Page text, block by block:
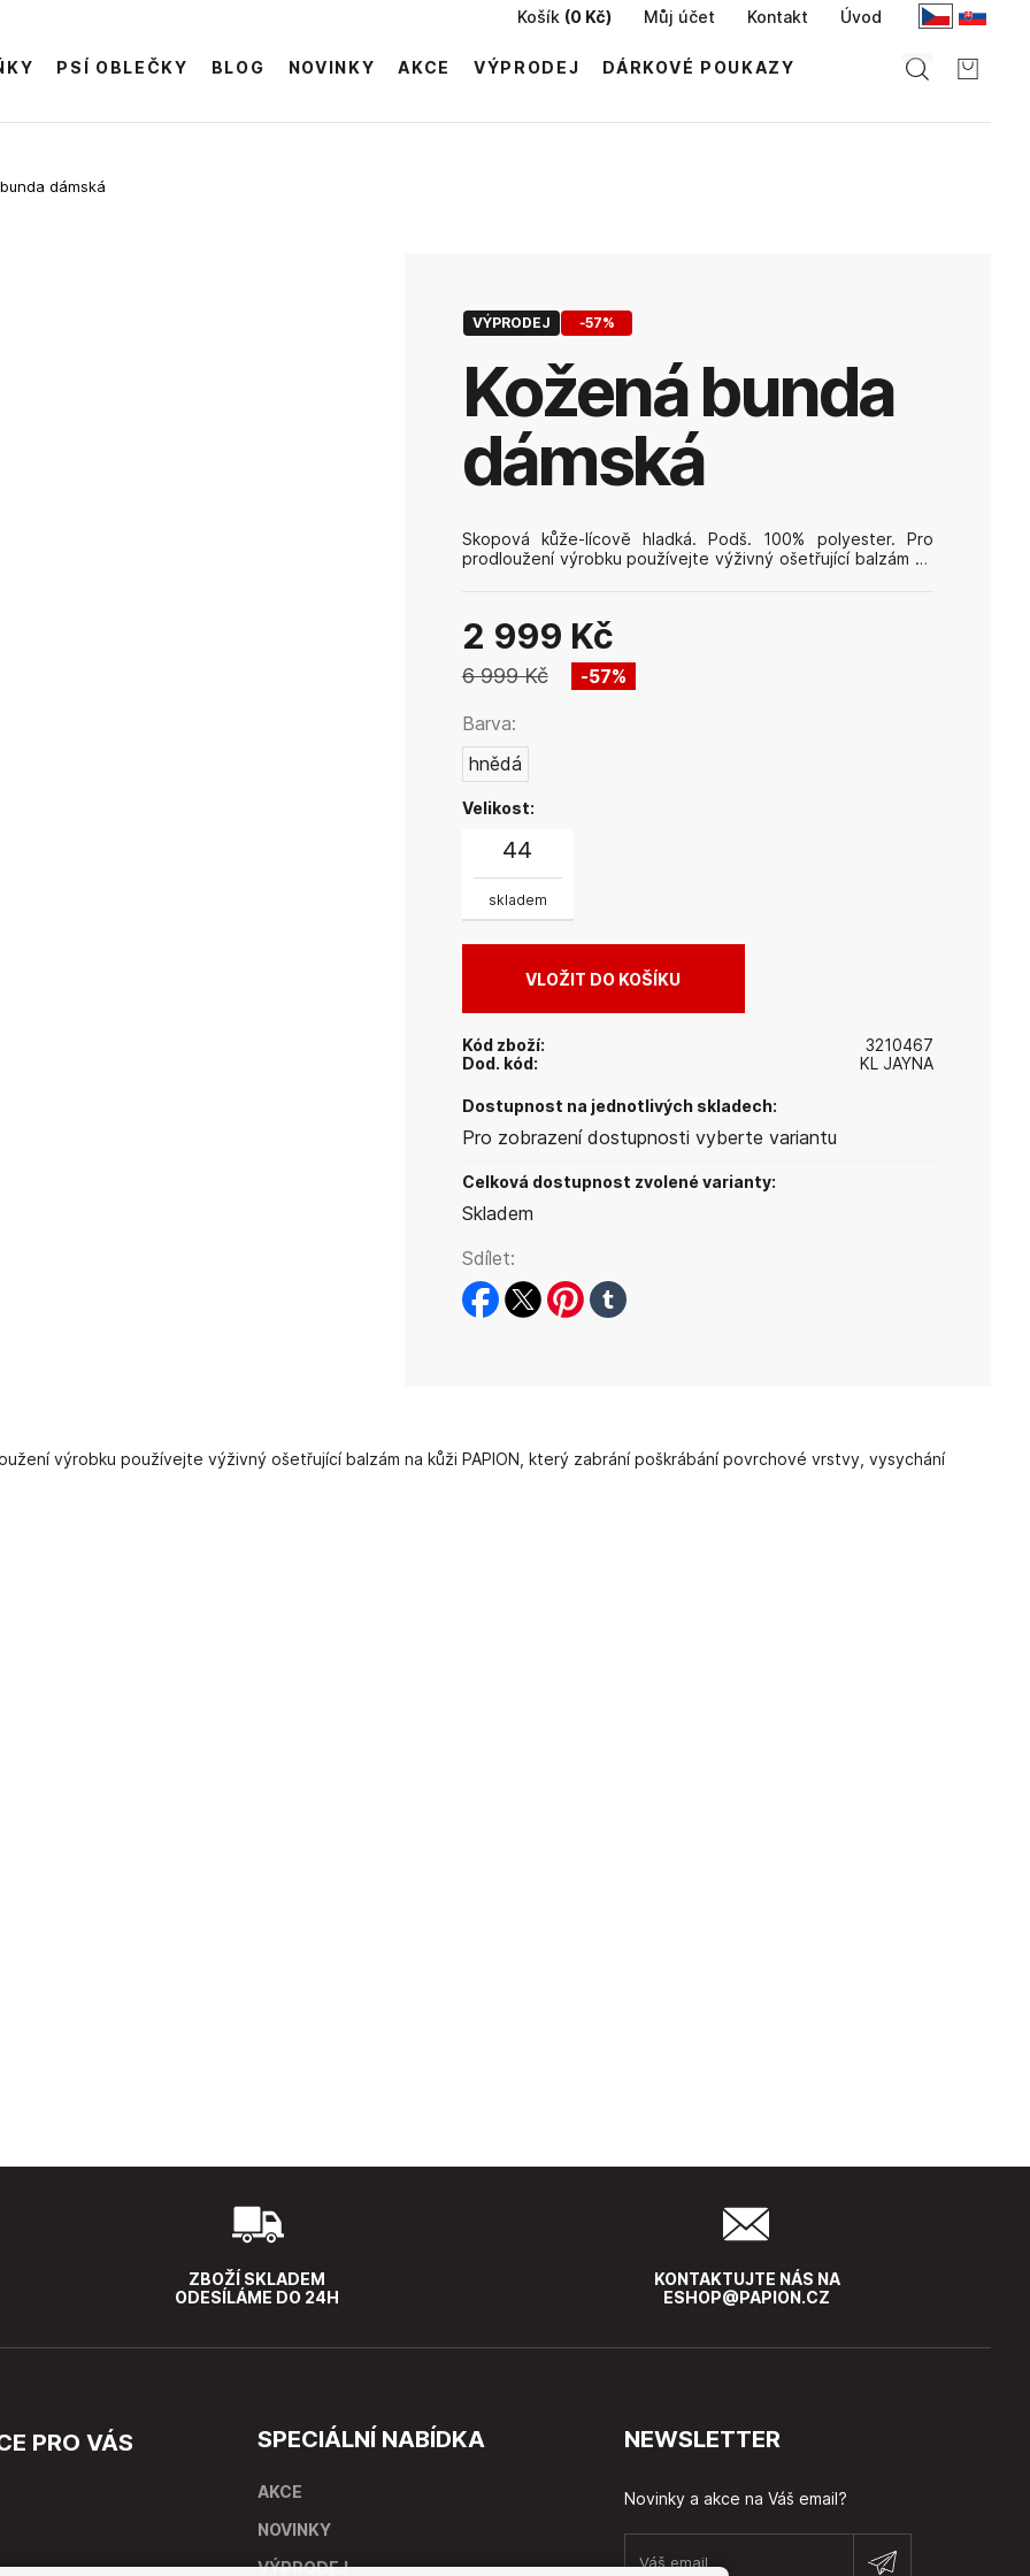
VÝPRODEJ -57%
kožená bunda
dámská
Skopová kůže-lícově hladká. Podš. 100% polyester. Pro
prodloužení výrobku používejte výživný ošetřující balzám na
2 999 Kč
6 999 Kč 57%
Barva:
hnědá
Velikost:
44
skladem
Kód zboží:
3210467
Dod. kód:
KL JAYNA
Dostupnost na jednotlivých skladech:
Pro zobrazení dostupnosti vyberte variantu
Celková dostupnost zvolené varianty:
Skladem
Sdílet:
facebook
twitterpinterest
tumblr
výrobku používejte výživný ošetřující balzám na kůži PAPION, který zabrání poškrábání povrchové vrstvy, vysychání
Úvod
Kontakt
Můj účet
Košík (0 Kč)
dámská
PSÍ OBLEČKY BLOG NOVINKY AKCE VÝPRODEJ DÁRKOVÉ POUKAZY
ZBOŽÍ SKLADEM
ODESÍLÁME DO 24H
KONTAKTUJTE NÁS NA
ESHOP@PAPION.CZ
PRO VÁS SPECIÁLNÍ NABÍDKA
AKCE
NOVINKY
VÝPRODEJ
NEWSLETTER
Novinky a akce na Váš email?